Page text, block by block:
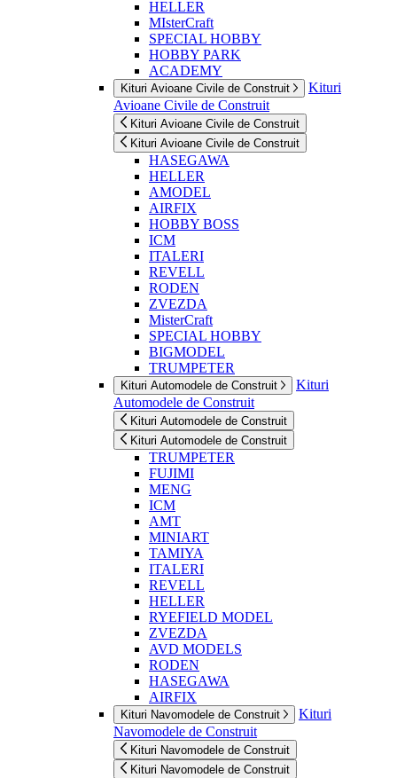
HELLER
MIsterCraft
SPECIAL HOBBY
HOBBY PARK
ACADEMY
Kituri Avioane Civile de Construit
Kituri
Avioane Civile de Construit
Kituri Avioane Civile de Construit
Kituri Avioane Civile de Construit
HASEGAWA
HELLER
AMODEL
AIRFIX
HOBBY BOSS
ICM
ITALERI
REVELL
RODEN
ZVEZDA
MisterCraft
SPECIAL HOBBY
BIGMODEL
TRUMPETER
Kituri Automodele de Construit
Kituri
Automodele de Construit
Kituri Automodele de Construit
Kituri Automodele de Construit
TRUMPETER
FUJIMI
MENG
ICM
AMT
MINIART
TAMIYA
ITALERI
REVELL
HELLER
RYEFIELD MODEL
ZVEZDA
AVD MODELS
RODEN
HASEGAWA
AIRFIX
Kituri Navomodele de Construit
Kituri
Navomodele de Construit
Kituri Navomodele de Construit
Kituri Navomodele de Construit